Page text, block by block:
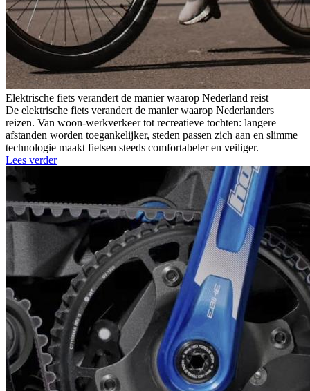
Elektrische fiets verandert de manier waarop Nederland reist
De elektrische fiets verandert de manier waarop Nederlanders
reizen. Van woon-werkverkeer tot recreatieve tochten: langere
afstanden worden toegankelijker, steden passen zich aan en slimme
technologie maakt fietsen steeds comfortabeler en veiliger.
Lees verder